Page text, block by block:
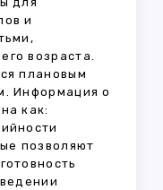
и
возраста.
плановым
Информация о
как:
позволяют